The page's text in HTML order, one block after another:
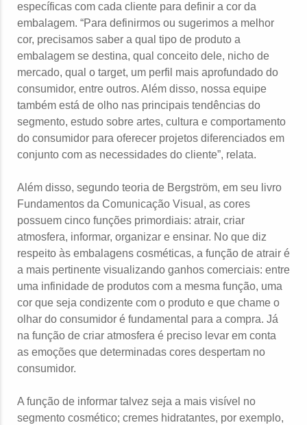
específicas com cada cliente para definir a cor da
embalagem. “Para definirmos ou sugerimos a melhor
cor, precisamos saber a qual tipo de produto a
embalagem se destina, qual conceito dele, nicho de
mercado, qual o target, um perfil mais aprofundado do
consumidor, entre outros. Além disso, nossa equipe
também está de olho nas principais tendências do
segmento, estudo sobre artes, cultura e comportamento
do consumidor para oferecer projetos diferenciados em
conjunto com as necessidades do cliente”, relata.
Além disso, segundo teoria de Bergström, em seu livro
Fundamentos da Comunicação Visual, as cores
possuem cinco funções primordiais: atrair, criar
atmosfera, informar, organizar e ensinar. No que diz
respeito às embalagens cosméticas, a função de atrair é
a mais pertinente visualizando ganhos comerciais: entre
uma infinidade de produtos com a mesma função, uma
cor que seja condizente com o produto e que chame o
olhar do consumidor é fundamental para a compra. Já
na função de criar atmosfera é preciso levar em conta
as emoções que determinadas cores despertam no
consumidor.
A função de informar talvez seja a mais visível no
segmento cosmético; cremes hidratantes, por exemplo,